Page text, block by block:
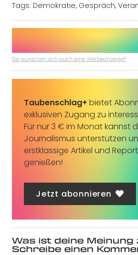
Tags: Demokratie, Gespräch,
Sie wünschen sich auch eine Werbeanzeige?
Taubenschlag+ bietet
exklusiven Zugang zu
Für nur 3 € im Monat kannst
Journalismus unterstützen
erstklassige Artikel und
genießen!
Jetzt abonnieren
Was ist deine
Schreibe einen